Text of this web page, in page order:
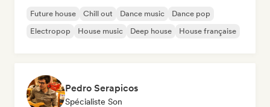
Future house Chill out Dance music
Dance pop
Electropop
House music Deep house House française
Pedro Serapicos
Spécialiste Son